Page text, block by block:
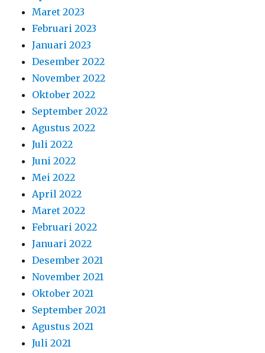
Maret 2023
Februari 2023
Januari 2023
Desember 2022
November 2022
Oktober 2022
September 2022
Agustus 2022
Juli 2022
Juni 2022
Mei 2022
April 2022
Maret 2022
Februari 2022
Januari 2022
Desember 2021
November 2021
Oktober 2021
September 2021
Agustus 2021
Juli 2021